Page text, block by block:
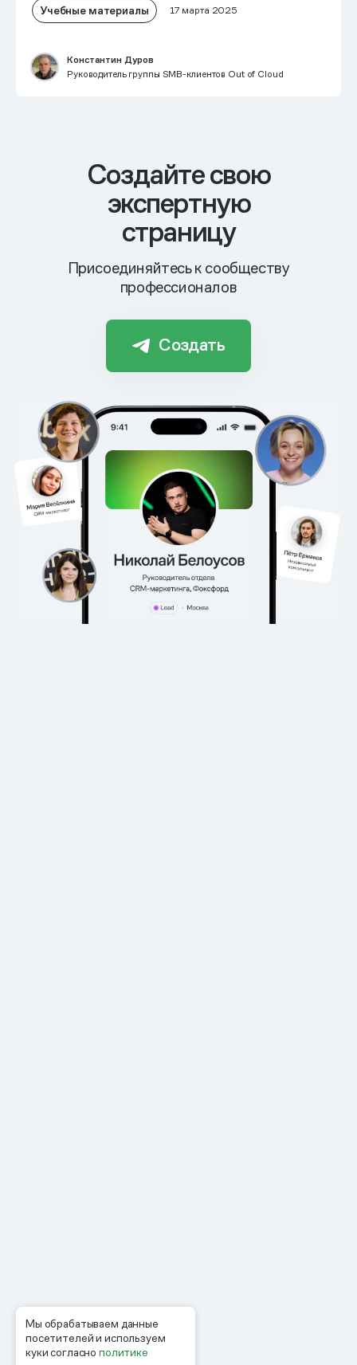
Мы обрабатываем данные
посетителей и используем
куки согласнополитике
Учебные материалы 17 марта 2025
Константин Дуров
Руководитель группы SMB-клиентов Out of Cloud
Cоздайте свою
экспертную
страницу
Присоединяйтесь к сообществу
профессионалов
Создать